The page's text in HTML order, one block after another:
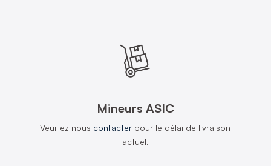
Mineurs ASIC
Veuillez nous contacter pour le délai de livraison
actuel.